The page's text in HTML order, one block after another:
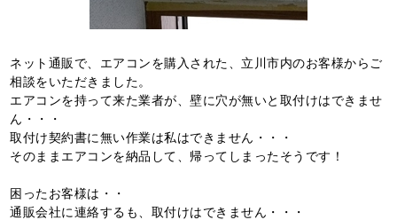
ネット通販で、エアコンを購入された、立川市内のお客様からご
相談をいただきました。
エアコンを持って来た業者が、壁に穴が無いと取付けはできませ
ん・・・
取付け契約書に無い作業は私はできません・・・
そのままエアコンを納品して、帰ってしまったそうです！
困ったお客様は・・
通販会社に連絡するも、取付けはできません・・・